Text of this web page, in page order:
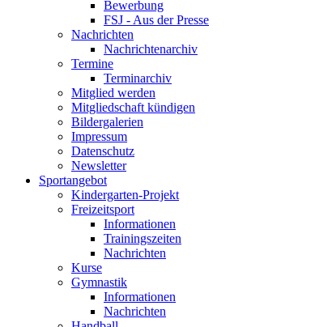
Bewerbung
FSJ - Aus der Presse
Nachrichten
Nachrichtenarchiv
Termine
Terminarchiv
Mitglied werden
Mitgliedschaft kündigen
Bildergalerien
Impressum
Datenschutz
Newsletter
Sportangebot
Kindergarten-Projekt
Freizeitsport
Informationen
Trainingszeiten
Nachrichten
Kurse
Gymnastik
Informationen
Nachrichten